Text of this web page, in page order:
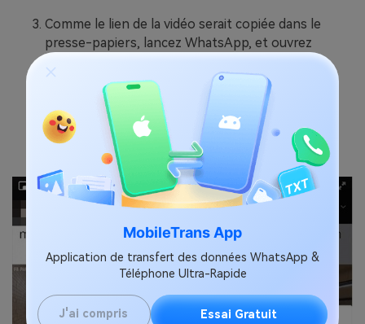
MobileTrans App
Application de transfert des données WhatsApp &
Téléphone Ultra-Rapide
J'ai compris Essai Gratuit
Comme le lien de la vidéo serait copiée dans le
presse-papiers, lancez WhatsApp, et ouvrez
maintenez appuyé sur la barre de saisie et collez
l'URL que vous souhaitez partager.
Au final, il suffit d'appuyer sur le bouton d'envoi
pour partager la vidéo Facebook sur WhatsApp.